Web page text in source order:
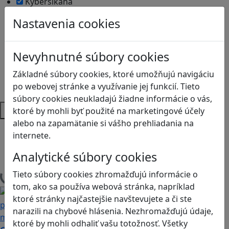
Nastavenia cookies
Nevyhnutné súbory cookies
Základné súbory cookies, ktoré umožňujú navigáciu
po webovej stránke a využívanie jej funkcií. Tieto
súbory cookies neukladajú žiadne informácie o vás,
ktoré by mohli byť použité na marketingové účely
alebo na zapamätanie si vášho prehliadania na
internete.
Analytické súbory cookies
Tieto súbory cookies zhromažďujú informácie o
tom, ako sa používa webová stránka, napríklad
ktoré stránky najčastejšie navštevujete a či ste
narazili na chybové hlásenia. Nezhromažďujú údaje,
ktoré by mohli odhaliť vašu totožnosť. Všetky
Ľudské práva a tolerancia
Motorika a koncentrácia
Programovanie/Technika
Sociálne zručnosti a kooperácia
Strategické myslenie
Zdravie a pohyb
Platformy
Android
Herná konzola
Stolové, kartové
Načítam blogy